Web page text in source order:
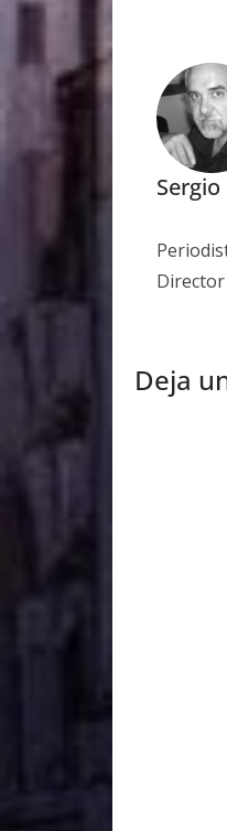
Director
Deja